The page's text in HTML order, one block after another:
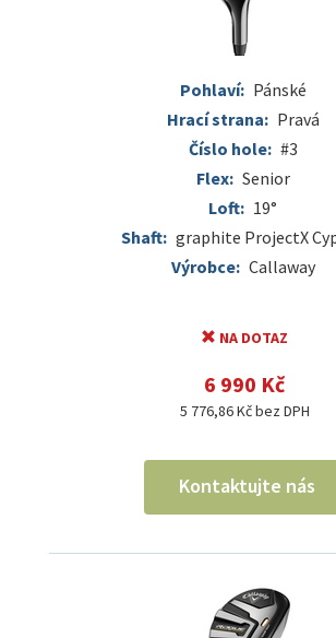
Pohlaví: Pánské
Hrací strana: Pravá
Číslo hole: #3
Flex: Senior
Loft: 19°
Shaft: graphite ProjectX
Výrobce: Callaway
NA DOTAZ
6 990 Kč
5 776,86 Kč bez DPH
Kontaktujte nás